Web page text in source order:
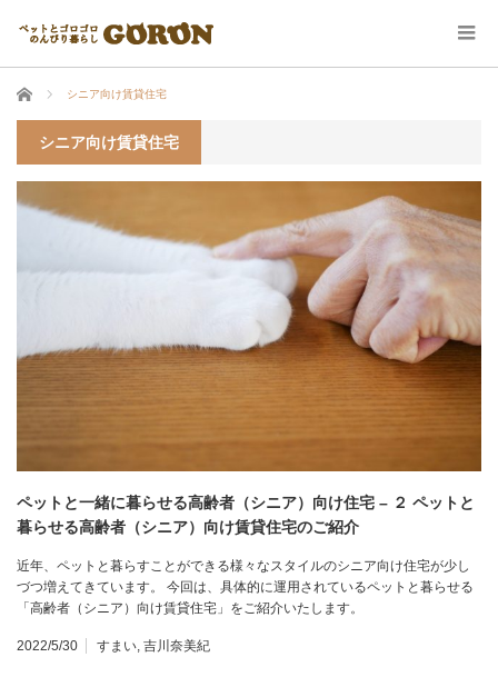
ホーム シニア向け賃貸住宅
シニア向け賃貸住宅
ペットと一緒に暮らせる高齢者（シニア）向け住宅 – ２ ペットと
暮らせる高齢者（シニア）向け賃貸住宅のご紹介
近年、ペットと暮らすことができる様々なスタイルのシニア向け住宅が少し
づつ増えてきています。 今回は、具体的に運用されているペットと暮らせる
「高齢者（シニア）向け賃貸住宅」をご紹介いたします。
2022/5/30 すまい, 吉川奈美紀